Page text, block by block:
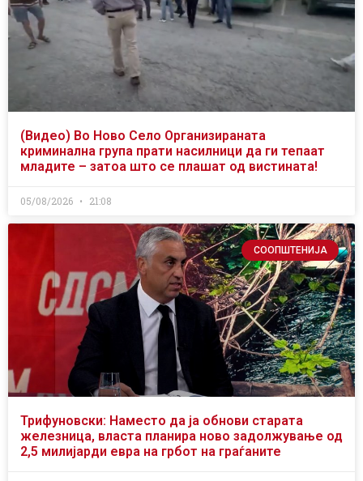
(Видео) Во Ново Село Организираната
криминална група прати насилници да ги тепаат
младите – затоа што се плашат од вистината!
05/08/2026 21:08
СООПШТЕНИЈА
Трифуновски: Наместо да ја обнови старата
железница, власта планира ново задолжување од
2,5 милијарди евра на грбот на граѓаните